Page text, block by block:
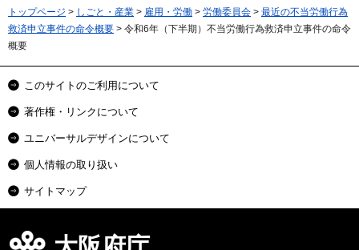
トップページ > しごと・産業 > 雇用・労働 > 労働委員会 > 最近の不当労働行為
救済申立事件の命令概要 > 令和6年（下半期）不当労働行為救済申立事件の命令
概要
このサイトのご利用について
著作権・リンクについて
ユニバーサルデザインについて
個人情報の取り扱い
サイトマップ